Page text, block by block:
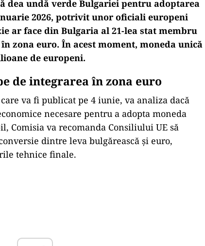
dea undă verde Bulgariei pentru adoptarea
2026, potrivit unor oficiali europeni
ar face din Bulgaria al 21-lea stat membru
zona euro. În acest moment, moneda unică
de europeni.
de integrarea în zona euro
va fi publicat pe 4 iunie, va analiza dacă
necesare pentru a adopta moneda
Comisia va recomanda Consiliului UE să
dintre leva bulgărească și euro,
tehnice finale.